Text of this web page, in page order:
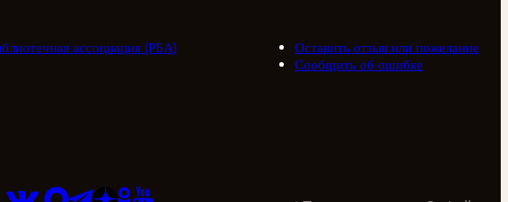
ассоциация (РБА)
Оставить отзыв или пожелание
Сообщить об ошибке